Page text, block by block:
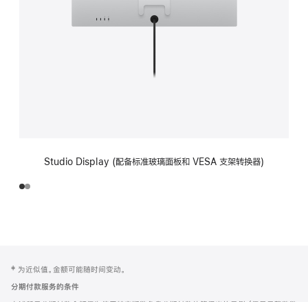
Studio Display (配备标准玻璃面板和 VESA 支架转换器)
页
页
注
‡ 为近似值。金额可能随时间变动。
分期付款服务的条件